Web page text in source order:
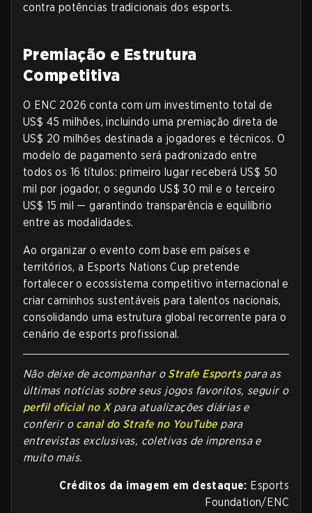
contra potências tradicionais dos esports.
Premiação e Estrutura
Competitiva
O ENC 2026 conta com um investimento total de
US$ 45 milhões, incluindo uma premiação direta de
US$ 20 milhões destinada a jogadores e técnicos. O
modelo de pagamento será padronizado entre
todos os 16 títulos: primeiro lugar receberá US$ 50
mil por jogador, o segundo US$ 30 mil e o terceiro
US$ 15 mil — garantindo transparência e equilíbrio
entre as modalidades.
Ao organizar o evento com base em países e
territórios, a Esports Nations Cup pretende
fortalecer o ecossistema competitivo internacional e
criar caminhos sustentáveis para talentos nacionais,
consolidando uma estrutura global recorrente para o
cenário de esports profissional.
Não deixe de acompanhar o Strafe Esportspara as
últimas notícias sobre seus jogos favoritos, seguir o
perfil oficial no Xpara atualizações diárias e
conferir o canal do Strafe no YouTubepara
entrevistas exclusivas, coletivas de imprensa e
muito mais.
Créditos da imagem em destaque: Esports
Foundation/ENC